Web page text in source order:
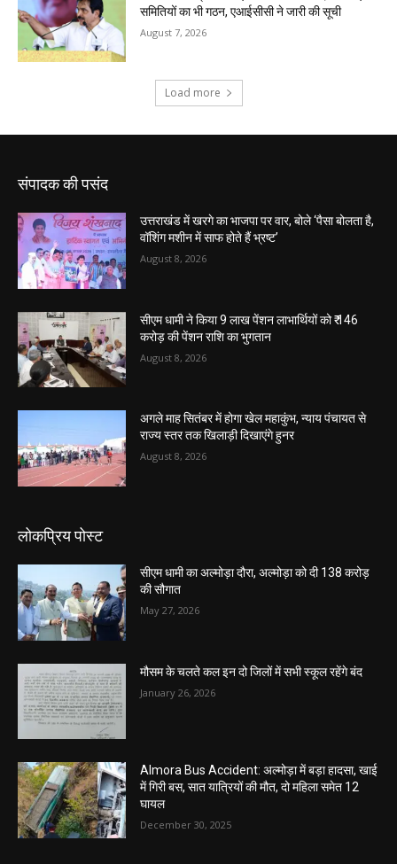
संपादक की पसंद
उत्तराखंड में खरगे का भाजपा पर वार, बोले ‘पैसा बोलता है,
वॉशिंग मशीन में साफ होते हैं भ्रष्ट’
August 8, 2026
सीएम धामी ने किया 9 लाख पेंशन लाभार्थियों को ₹ 146
करोड़ की पेंशन राशि का भुगतान
August 8, 2026
अगले माह सितंबर में होगा खेल महाकुंभ, न्याय पंचायत से
राज्य स्तर तक खिलाड़ी दिखाएंगे हुनर
August 8, 2026
लोकप्रिय पोस्ट
सीएम धामी का अल्मोड़ा दौरा, अल्मोड़ा को दी 138 करोड़
की सौगात
May 27, 2026
मौसम के चलते कल इन दो जिलों में सभी स्कूल रहेंगे बंद
January 26, 2026
Almora Bus Accident: अल्मोड़ा में बड़ा हादसा, खाई
में गिरी बस, सात यात्रियों की मौत, दो महिला समेत 12
घायल
December 30, 2025